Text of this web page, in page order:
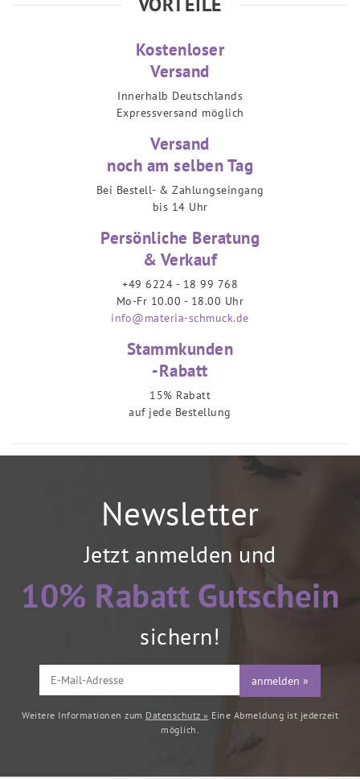
Kostenloser
Versand
Innerhalb Deutschlands
Expressversand möglich
Versand
noch am selben Tag
Bei Bestell- & Zahlungseingang
bis 14 Uhr
Persönliche Beratung
& Verkauf
+49 6224 - 18 99 768
Mo-Fr 10.00 - 18.00 Uhr
info@materia-schmuck.de
Stammkunden
-Rabatt
15% Rabatt
auf jede Bestellung
Newsletter
Jetzt anmelden und
10% Rabatt Gutschein
sichern!
anmelden »
Weitere Informationen zum Datenschutz » Eine Abmeldung ist jederzeit
möglich.